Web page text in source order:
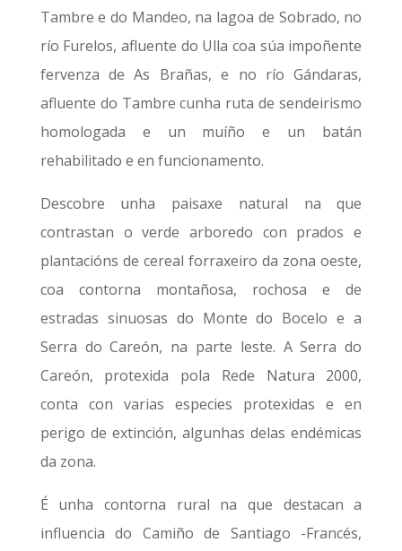
Tambre e do Mandeo, na lagoa de Sobrado, no
río Furelos, afluente do Ulla coa súa impoñente
fervenza de As Brañas, e no río Gándaras,
afluente do Tambre cunha ruta de sendeirismo
homologada e un muíño e un batán
rehabilitado e en funcionamento.
Descobre unha paisaxe natural na que
contrastan o verde arboredo con prados e
plantacións de cereal forraxeiro da zona oeste,
coa contorna montañosa, rochosa e de
estradas sinuosas do Monte do Bocelo e a
Serra do Careón, na parte leste. A Serra do
Careón, protexida pola Rede Natura 2000,
conta con varias especies protexidas e en
perigo de extinción, algunhas delas endémicas
da zona.
É unha contorna rural na que destacan a
influencia do Camiño de Santiago -Francés,